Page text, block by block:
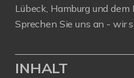
Lübeck, Hamburg und
Sprechen Sie uns an - wir
INHALT